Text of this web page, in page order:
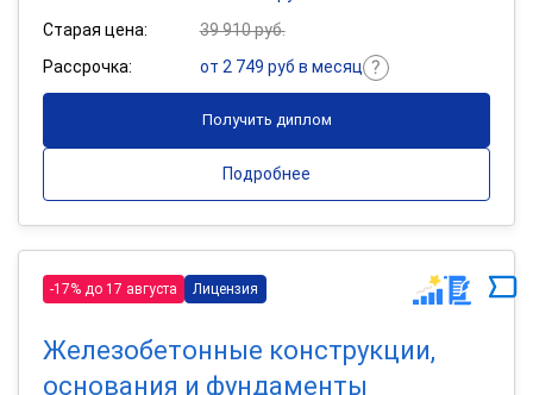
Старая цена:
39 910 руб.
Рассрочка:
от 2 749 руб в месяц
Получить диплом
Подробнее
-17% до 17 августа Лицензия
Железобетонные конструкции,
основания и фундаменты